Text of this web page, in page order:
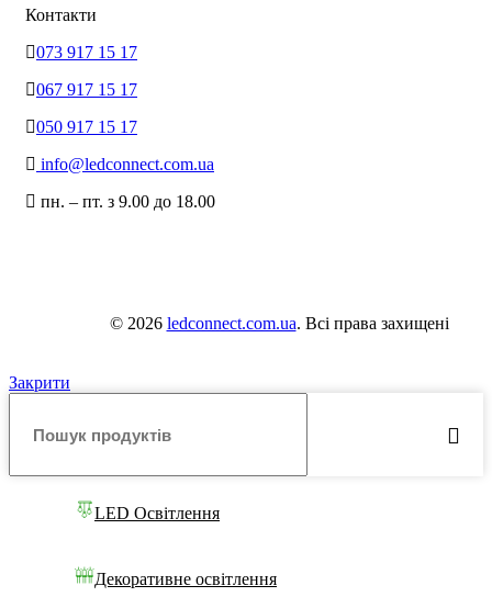
Контакти
073 917 15 17
067 917 15 17
050 917 15 17
info@ledconnect.com.ua
пн. – пт. з 9.00 до 18.00
© 2026 ledconnect.com.ua. Всі права захищені
Закрити
LED Освітлення
Декоративне освітлення